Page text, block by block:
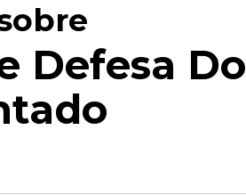
Defesa Do